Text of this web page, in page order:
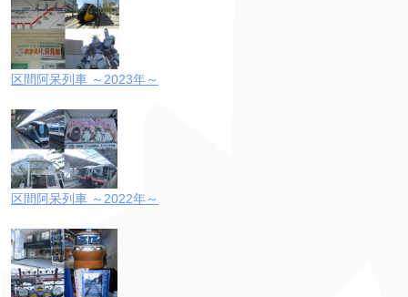
区間阿呆列車 ～2023年～
区間阿呆列車 ～2022年～